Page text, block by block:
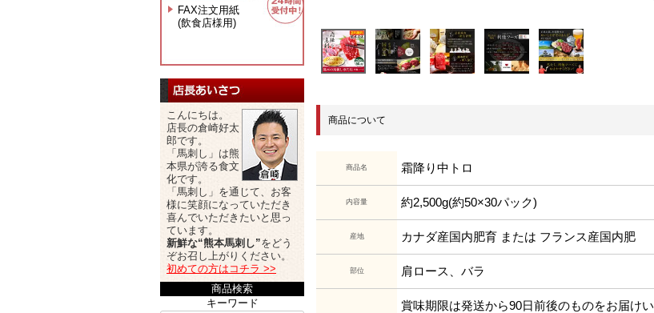
FAX注文用紙
(飲食店様用)
こんにちは。
店長の倉崎好太
郎です。
「馬刺し」は熊
本県が誇る食文
化です。
「馬刺し」を通じて、お客
様に笑顔になっていただき
喜んでいただきたいと思っ
ています。
新鮮な“熊本馬刺し”をどう
ぞお召し上がりください。
初めての方はコチラ >>
商品検索
キーワード
商品について
商品名 霜降り中トロ
内容量 約2,500g(約50×30パック)
産地 カナダ産国内肥育 または フランス産国内肥
部位 肩ロース、バラ
賞味期限は発送から90日前後のものをお届けい